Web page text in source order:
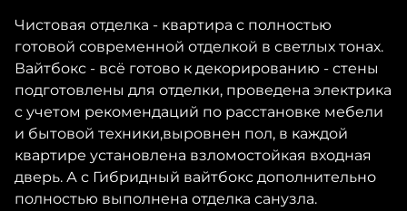
Чистовая отделка - квартира с полностью
готовой современной отделкой в светлых тонах.
Вайтбокс - всё готово к декорированию - стены
подготовлены для отделки, проведена электрика
с учетом рекомендаций по расстановке мебели
и бытовой техники,выровнен пол, в каждой
квартире установлена взломостойкая входная
дверь. А с Гибридный вайтбокс дополнительно
полностью выполнена отделка санузла.